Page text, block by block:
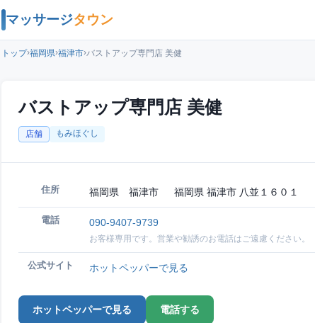
マッサージタウン
トップ›福岡県›福津市›バストアップ専門店 美健
バストアップ専門店 美健
店舗 もみほぐし
住所 福岡県 福津市 福岡県 福津市 八並１６０１
電話 090-9407-9739
お客様専用です。営業や勧誘のお電話はご遠慮ください。
公式サイト ホットペッパーで見る
ホットペッパーで見る 電話する